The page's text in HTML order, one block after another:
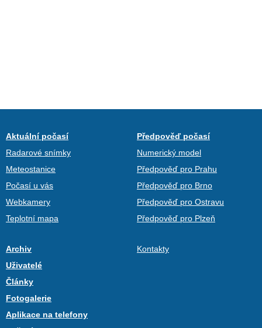
Aktuální počasí
Radarové snímky
Meteostanice
Počasí u vás
Webkamery
Teplotní mapa
Předpověď počasí
Numerický model
Předpověď pro Prahu
Předpověď pro Brno
Předpověď pro Ostravu
Předpověď pro Plzeň
Archiv
Uživatelé
Články
Fotogalerie
Aplikace na telefony
Kontakty